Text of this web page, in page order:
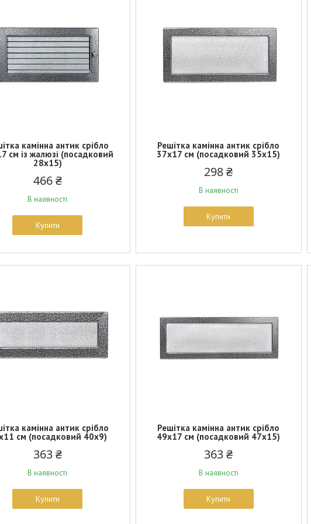
камінна антик срібло
см із жалюзі (посадковий
28х15)
466 ₴
В наявності
Купити
Решітка камінна антик срібло
37х17 см (посадковий 35х15)
298 ₴
В наявності
Купити
камінна антик срібло
см (посадковий 40х9)
363 ₴
В наявності
Купити
Решітка камінна антик срібло
49х17 см (посадковий 47х15)
363 ₴
В наявності
Купити